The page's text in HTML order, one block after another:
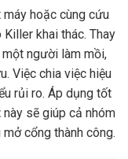
hoặc cùng cứu
khai thác. Thay
một người làm mồi,
Việc chia việc hiệu
rủi ro. Áp dụng tốt
này sẽ giúp cả nhóm
cổng thành công.